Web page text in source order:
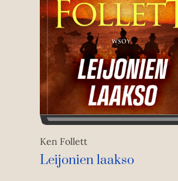
Ken Follett
Leijonien laakso